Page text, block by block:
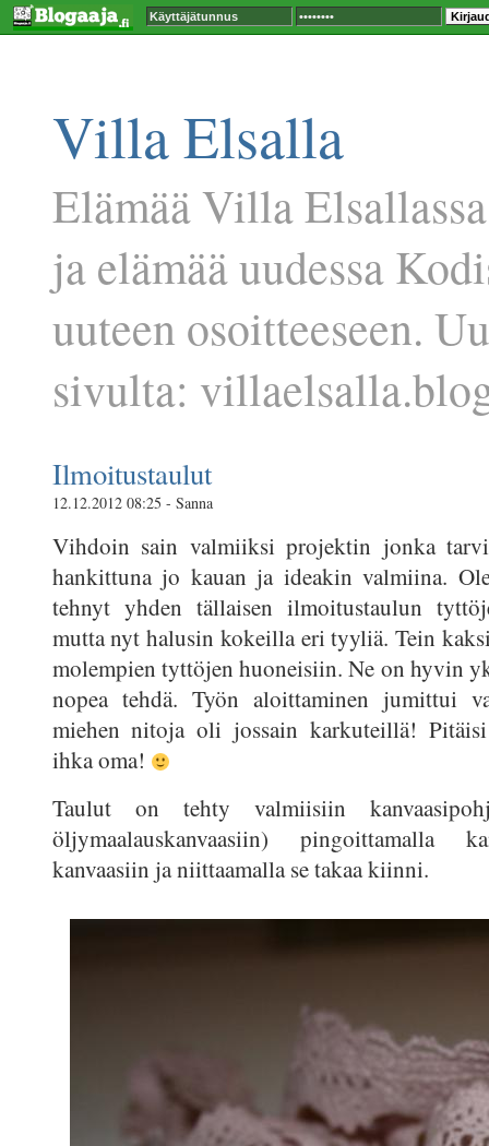
Villa Elsalla
Elämää Villa
ja elämää uudessa
uuteen osoitteeseen.
sivulta:
Ilmoitustaulut
12.12.2012 08:25 - Sanna
Vihdoin sain valmiiksi projektin jonka
hankittuna jo kauan ja ideakin valmiina.
tehnyt yhden tällaisen ilmoitustaulun
mutta nyt halusin kokeilla eri tyyliä. Tein
molempien tyttöjen huoneisiin. Ne on hyvin
nopea tehdä. Työn aloittaminen jumittui
miehen nitoja oli jossain karkuteillä!
ihka oma!
Taulut on tehty valmiisiin
öljymaalauskanvaasiin) pingoittamalla
kanvaasiin ja niittaamalla se takaa kiinni.